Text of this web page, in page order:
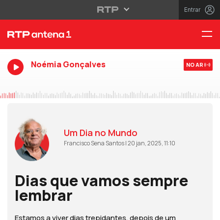
Entrar
Noémia Gonçalves NO AR
Um Dia no Mundo
Francisco Sena Santos | 20 jan, 2025, 11:10
Dias que vamos sempre
lembrar
Estamos a viver dias trepidantes, depois de um